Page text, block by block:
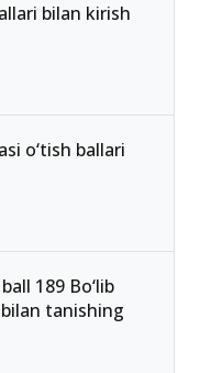
bilan kirish
o‘tish ballari
189 Bo‘lib
tanishing